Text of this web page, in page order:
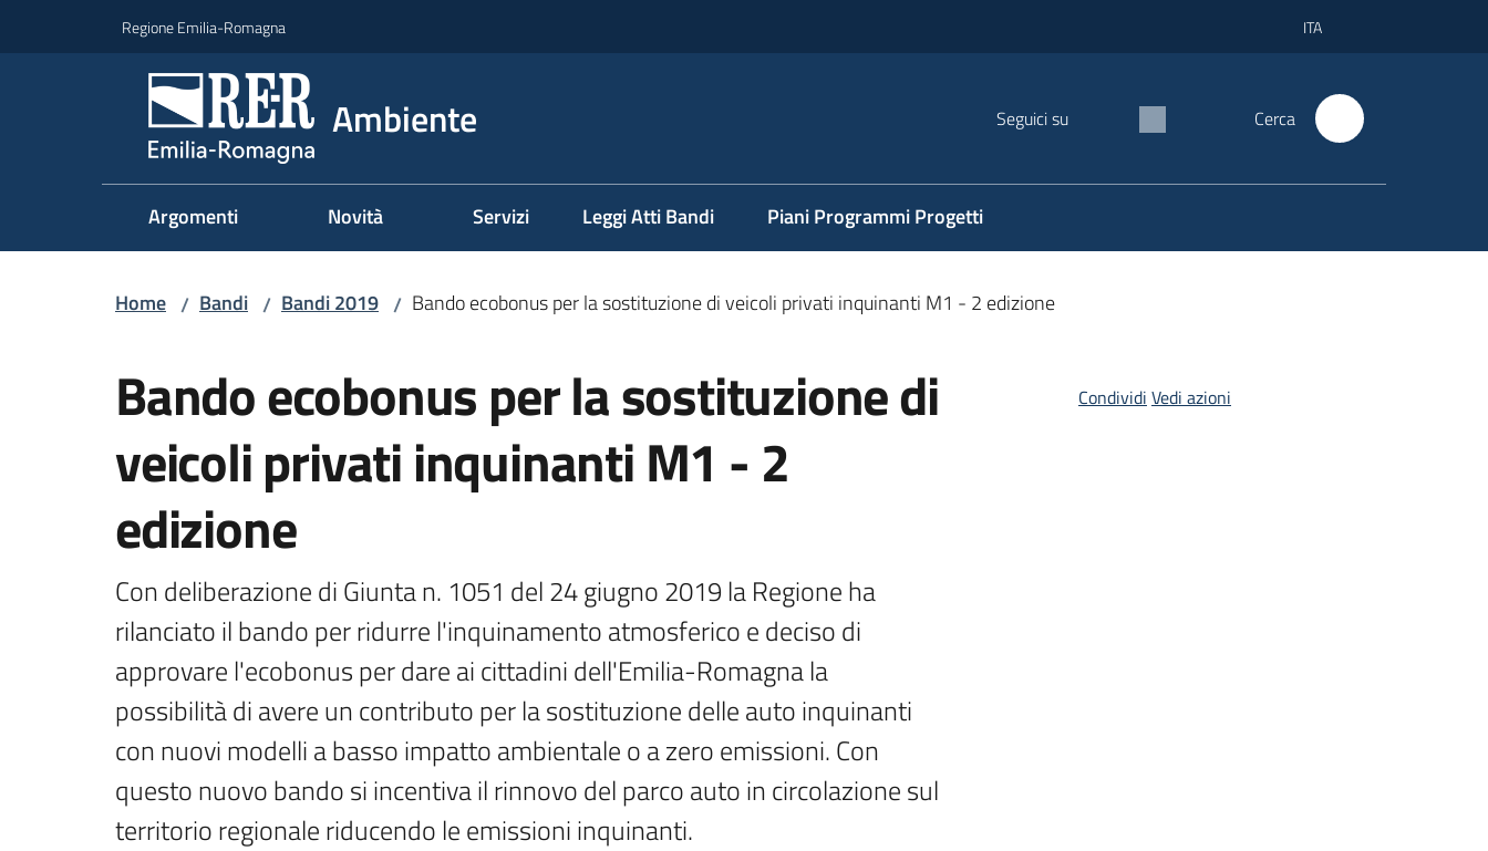
Regione Emilia-Romagna ITA
Ambiente Seguici su Cerca
Argomenti Novità Servizi Leggi Atti Bandi Piani Programmi Progetti
Home / Bandi / Bandi 2019 / Bando ecobonus per la sostituzione di veicoli privati inquinanti M1 - 2 edizione
Bando ecobonus per la sostituzione di
veicoli privati inquinanti M1 - 2
edizione
Con deliberazione di Giunta n. 1051 del 24 giugno 2019 la Regione ha
rilanciato il bando per ridurre l'inquinamento atmosferico e deciso di
approvare l'ecobonus per dare ai cittadini dell'Emilia-Romagna la
possibilità di avere un contributo per la sostituzione delle auto inquinanti
con nuovi modelli a basso impatto ambientale o a zero emissioni. Con
questo nuovo bando si incentiva il rinnovo del parco auto in circolazione sul
territorio regionale riducendo le emissioni inquinanti.
Condividi Vedi azioni